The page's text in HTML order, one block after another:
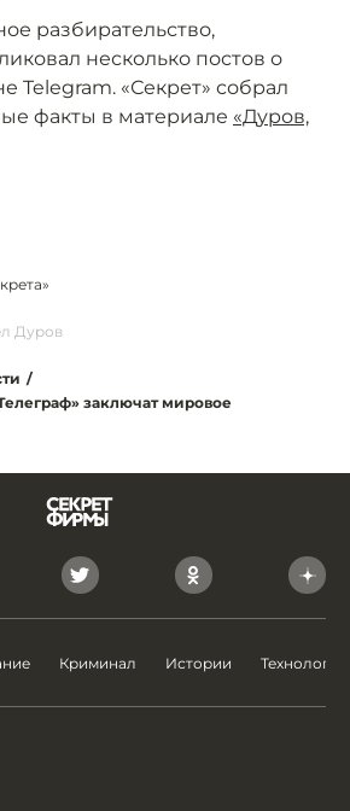
разбирательство,
несколько постов о
Telegram. «Секрет» собрал
факты в материале «Дуров,
Дуров
/
заключат мировое
Криминал Истории Технологии